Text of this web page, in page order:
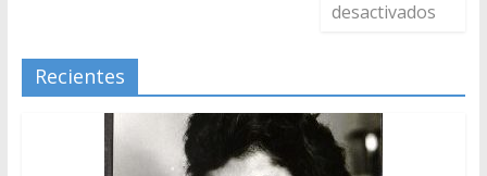
desactivados
Recientes